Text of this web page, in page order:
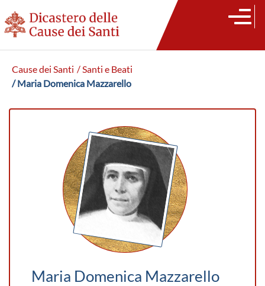
Cause dei Santi / Santi e Beati
/ Maria Domenica Mazzarello
Maria Domenica Mazzarello